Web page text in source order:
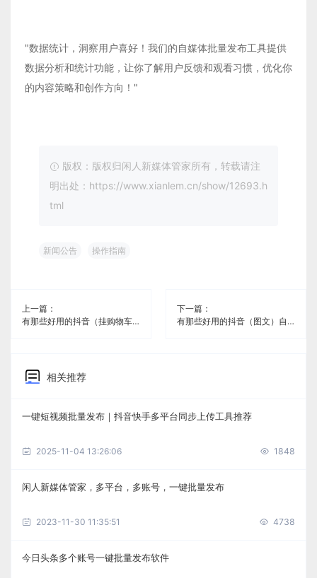
"数据统计，洞察用户喜好！我们的自媒体批量发布工具提供
数据分析和统计功能，让你了解用户反馈和观看习惯，优化你
的内容策略和创作方向！"
版权：版权归闲人新媒体管家所有，转载请注
明出处：https://www.xianlem.cn/show/12693.h
tml
新闻公告 操作指南
上一篇：
有那些好用的抖音（挂购物车）自媒体管理软件《闲人新媒体管家》
下一篇：
有那些好用的抖音（图文）自媒体管理软件《闲人新媒体管家》
相关推荐
一键短视频批量发布｜抖音快手多平台同步上传工具推荐
2025-11-04 13:26:06 1848
闲人新媒体管家，多平台，多账号，一键批量发布
2023-11-30 11:35:51 4738
今日头条多个账号一键批量发布软件